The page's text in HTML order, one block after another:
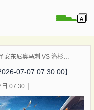
圣安东尼奥马刺 VS 洛杉矶湖人 【2026-07-07 07:30:00】
07-07 07:30:00】
日 07:30